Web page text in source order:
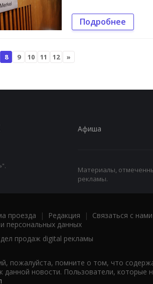
Подробнее
8 9 10 11 12 »
Афиша
Материалы,
рекламы.
проезда | Редакция | Связаться с нами
персональных данных
продаж digital рекламы
пожалуйста, помните о том, что
новости. Пользователи, которые